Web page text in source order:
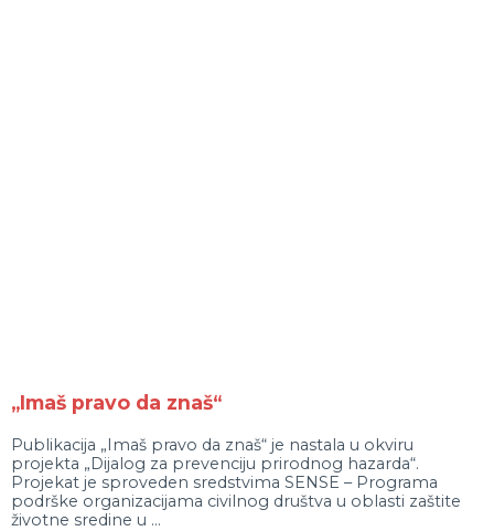
„Imaš pravo da znaš“
Publikacija „Imaš pravo da znaš“ je nastala u okviru
projekta „Dijalog za prevenciju prirodnog hazarda“.
Projekat je sproveden sredstvima SENSE – Programa
podrške organizacijama civilnog društva u oblasti zaštite
životne sredine u ...